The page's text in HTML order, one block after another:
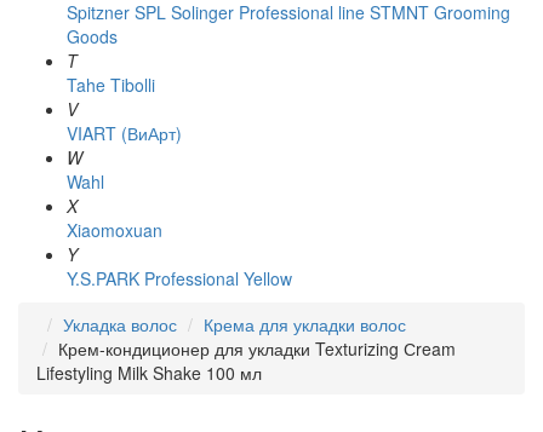
Spitzner SPL Solinger Professional line STMNT Grooming
Goods
T
Tahe Tibolli
V
VIART (ВиАрт)
W
Wahl
X
Xiaomoxuan
Y
Y.S.PARK Professional Yellow
Укладка волос
Крема для укладки волос
Крем-кондиционер для укладки Texturizing Сream
Lifestyling Milk Shake 100 мл